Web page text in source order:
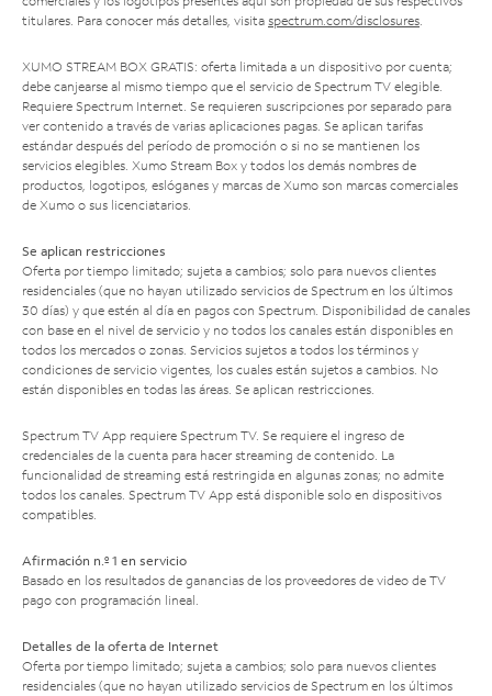
titulares. Para conocer más detalles, visita spectrum.com/disclosures.
XUMO STREAM BOX GRATIS: oferta limitada a un dispositivo por cuenta;
debe canjearse al mismo tiempo que el servicio de Spectrum TV elegible.
Requiere Spectrum Internet. Se requieren suscripciones por separado para
ver contenido a través de varias aplicaciones pagas. Se aplican tarifas
estándar después del período de promoción o si no se mantienen los
servicios elegibles. Xumo Stream Box y todos los demás nombres de
productos, logotipos, eslóganes y marcas de Xumo son marcas comerciales
de Xumo o sus licenciatarios.
Se aplican restricciones
Oferta por tiempo limitado; sujeta a cambios; solo para nuevos clientes
residenciales (que no hayan utilizado servicios de Spectrum en los últimos
30 días) y que estén al día en pagos con Spectrum. Disponibilidad de canales
con base en el nivel de servicio y no todos los canales están disponibles en
todos los mercados o zonas. Servicios sujetos a todos los términos y
condiciones de servicio vigentes, los cuales están sujetos a cambios. No
están disponibles en todas las áreas. Se aplican restricciones.
Spectrum TV App requiere Spectrum TV. Se requiere el ingreso de
credenciales de la cuenta para hacer streaming de contenido. La
funcionalidad de streaming está restringida en algunas zonas; no admite
todos los canales. Spectrum TV App está disponible solo en dispositivos
compatibles.
Afirmación n.º 1 en servicio
Basado en los resultados de ganancias de los proveedores de video de TV
pago con programación lineal.
Detalles de la oferta de Internet
Oferta por tiempo limitado; sujeta a cambios; solo para nuevos clientes
residenciales (que no hayan utilizado servicios de Spectrum en los últimos